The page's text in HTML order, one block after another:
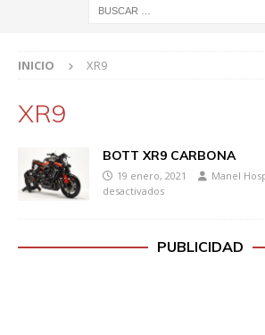
INICIO XR9
XR9
BOTT XR9 CARBONA
19 enero, 2021 Manel
desactivados
PUBLICIDAD